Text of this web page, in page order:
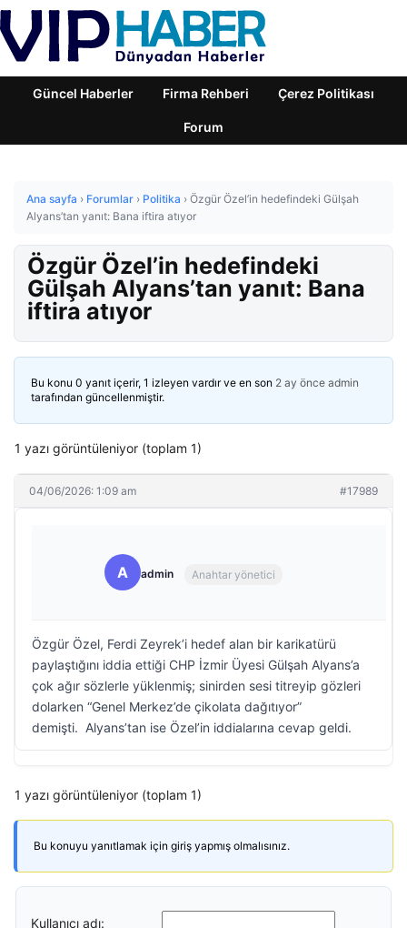
Güncel Haberler Firma Rehberi Çerez Politikası
Forum
Ana sayfa › Forumlar › Politika › Özgür Özel’in hedefindeki Gülşah
Alyans’tan yanıt: Bana iftira atıyor
Özgür Özel’in hedefindeki
Gülşah Alyans’tan yanıt: Bana
iftira atıyor
Bu konu 0 yanıt içerir, 1 izleyen vardır ve en son 2 ay önce admin
tarafından güncellenmiştir.
1 yazı görüntüleniyor (toplam 1)
04/06/2026: 1:09 am #17989
A admin Anahtar yönetici
Özgür Özel, Ferdi Zeyrek’i hedef alan bir karikatürü
paylaştığını iddia ettiği CHP İzmir Üyesi Gülşah Alyans’a
çok ağır sözlerle yüklenmiş; sinirden sesi titreyip gözleri
dolarken “Genel Merkez’de çikolata dağıtıyor”
demişti. Alyans’tan ise Özel’in iddialarına cevap geldi.
1 yazı görüntüleniyor (toplam 1)
Bu konuyu yanıtlamak için giriş yapmış olmalısınız.
Kullanıcı adı: